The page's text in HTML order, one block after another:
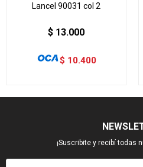
Lancel 90031 col 2
$ 13.000
$ 10.400
¡Suscribite y recibí todas